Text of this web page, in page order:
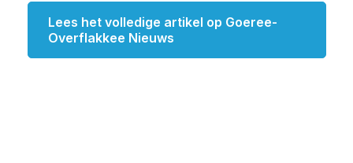
Lees het volledige artikel op Goeree-
Overflakkee Nieuws